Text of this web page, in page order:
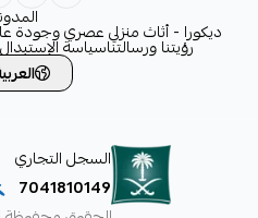
ديكورا - أثاث منزلي عصري وجودة
رؤيتنا ورسالتناسياسة
السجل التجاري
7041810149